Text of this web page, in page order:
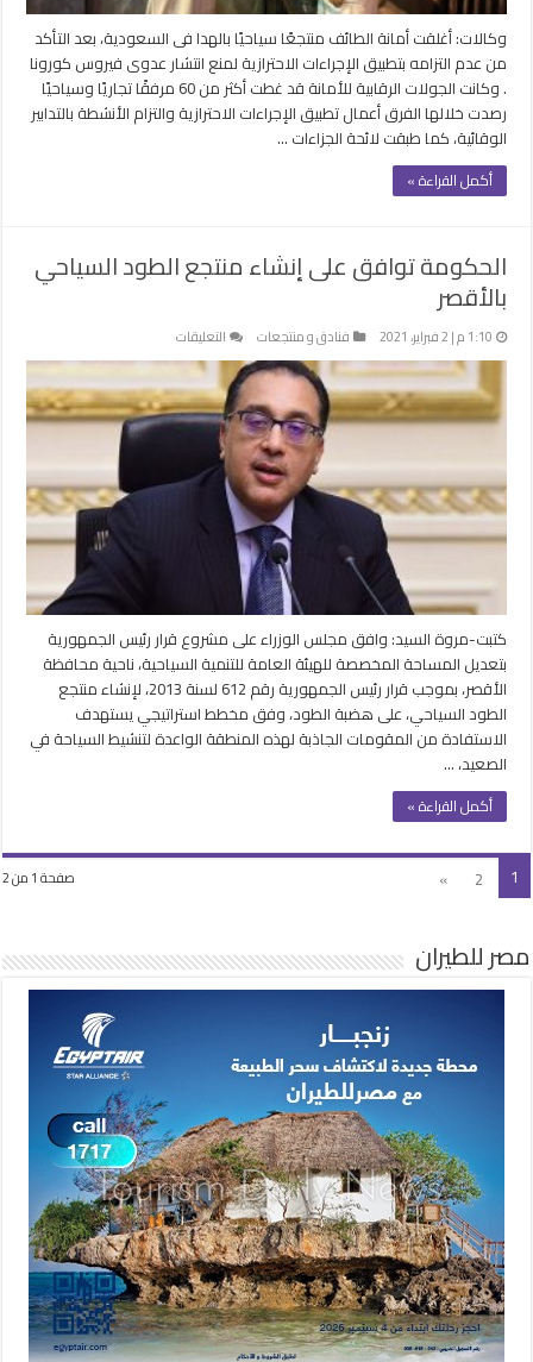
وكالات: أغلقت أمانة الطائف منتجعًا سياحيًا بالهدا فى السعودية، بعد التأكد
من عدم التزامه بتطبيق الإجراءات الاحترازية لمنع انتشار عدوى فيروس كورونا
. وكانت الجولات الرقابية للأمانة قد غطت أكثر من 60 مرفقًا تجاريًا وسياحيًا
رصدت خلالها الفرق أعمال تطبيق الإجراءات الاحترازية والتزام الأنشطة بالتدابير
الوقائية، كما طبقت لائحة الجزاءات …
أكمل القراءة »
الحكومة توافق على إنشاء منتجع الطود السياحي
بالأقصر
1:10 م | 2 فبراير، 2021 فنادق و منتجعات التعليقات
الحكومة
توافق
على
إنشاء
الطود
السياحي
كتبت-مروة السيد: وافق مجلس الوزراء على مشروع قرار رئيس الجمهورية
بتعديل المساحة المخصصة للهيئة العامة للتنمية السياحية، ناحية محافظة
الأقصر، بموجب قرار رئيس الجمهورية رقم 612 لسنة 2013، لإنشاء منتجع
الطود السياحي، على هضبة الطود، وفق مخطط استراتيجي يستهدف
الاستفادة من المقومات الجاذبة لهذه المنطقة الواعدة لتنشيط السياحة في
الصعيد، …
أكمل القراءة »
صفحة 1 من 2 1
2
»
مصر للطيران